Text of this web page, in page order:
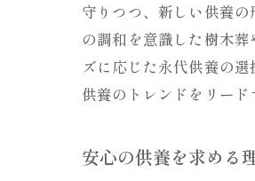
守りつつ、新しい供養
の調和を意識した樹木
ズに応じた永代供養の
供養のトレンドをリード
安心の供養を求める